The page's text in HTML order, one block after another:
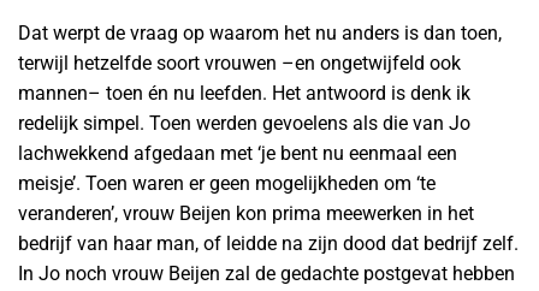
Dat werpt de vraag op waarom het nu anders is dan toen,
terwijl hetzelfde soort vrouwen –en ongetwijfeld ook
mannen– toen én nu leefden. Het antwoord is denk ik
redelijk simpel. Toen werden gevoelens als die van Jo
lachwekkend afgedaan met ‘je bent nu eenmaal een
meisje’. Toen waren er geen mogelijkheden om ‘te
veranderen’, vrouw Beijen kon prima meewerken in het
bedrijf van haar man, of leidde na zijn dood dat bedrijf zelf.
In Jo noch vrouw Beijen zal de gedachte postgevat hebben